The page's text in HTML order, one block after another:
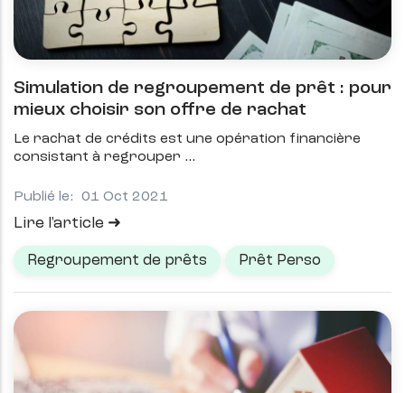
Simulation de regroupement de prêt : pour
mieux choisir son offre de rachat
Le rachat de crédits est une opération financière
consistant à regrouper
Publié le: 01 Oct 2021
Lire l'article
Regroupement de prêts Prêt Perso